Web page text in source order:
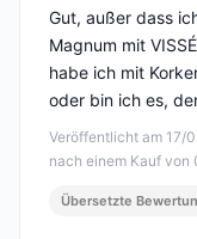
Veröffentlicht am 17/
nach einem Kauf
Gut, außer dass
Magnum mit
habe ich mit
oder bin ich es,
Übersetzte